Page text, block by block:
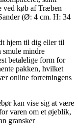
ved køb af Træben
(Ø: 4 cm. H: 34
hjem til dig eller til
smule mindre
betalelige form for
pakken, hvilket
online forretningens
kan vise sig at være
varen om et øjeblik,
gransker